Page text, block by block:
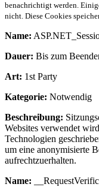
benachrichtigt werden.
nicht. Diese Cookies
Name:
Dauer: Bis zum
Art: 1st Party
Kategorie: Notwendig
Beschreibung:
Websites verwendet
Technologien
um eine anonymisierte
aufrechtzuerhalten.
Name: